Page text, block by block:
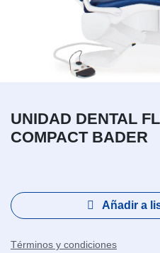
UNIDAD DENTAL
COMPACT BADER
Añadir a
Términos y condiciones